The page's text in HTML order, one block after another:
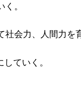
。
会力、人間力を育
ていく。